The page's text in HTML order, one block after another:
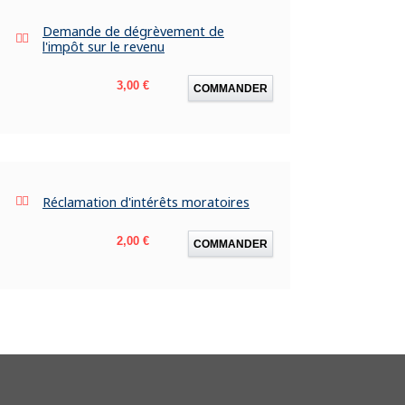
Demande de dégrèvement de
l'impôt sur le revenu
Prix
3,00 € COMMANDER
Réclamation d'intérêts moratoires
Prix
2,00 € COMMANDER